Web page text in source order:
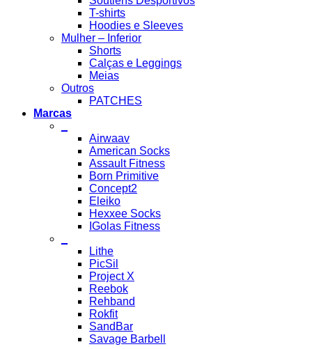
T-shirts
Hoodies e Sleeves
Mulher – Inferior
Shorts
Calças e Leggings
Meias
Outros
PATCHES
Marcas
Airwaav
American Socks
Assault Fitness
Born Primitive
Concept2
Eleiko
Hexxee Socks
IGolas Fitness
Lithe
PicSil
Project X
Reebok
Rehband
Rokfit
SandBar
Savage Barbell